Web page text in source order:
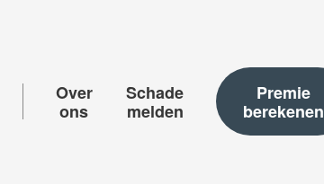
Over
ons
Schade
melden
Premie
berekenen